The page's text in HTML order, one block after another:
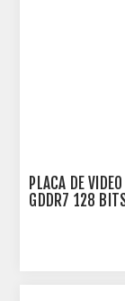
PLACA DE
GDDR7 128